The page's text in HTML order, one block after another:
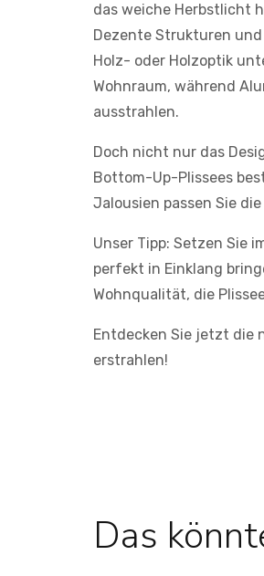
das weiche Herbstlicht
Dezente Strukturen
Holz- oder Holzoptik
Wohnraum, während
ausstrahlen.
Doch nicht nur das
Bottom-Up-Plissees
Jalousien passen Sie
Unser Tipp: Setzen Sie
perfekt in Einklang
Wohnqualität, die
Entdecken Sie jetzt die
erstrahlen!
Das